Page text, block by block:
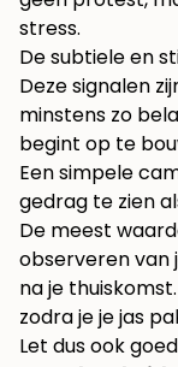
stress.
De subtiele en
Deze signalen
minstens zo
begint op te
Een simpele
gedrag te zien
De meest
observeren van
na je
zodra je je jas
Let dus ook